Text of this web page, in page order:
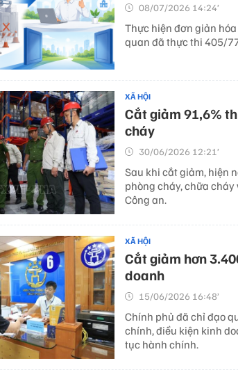
08/07/2026 14:24’
Thực hiện đơn giản
quan đã thực thi 405/
XÃ HỘI
Cắt giảm 91,6%
cháy
30/06/2026 12:21’
Sau khi cắt giảm, hiện
phòng cháy, chữa
Công an.
XÃ HỘI
Cắt giảm hơn
doanh
15/06/2026 16:48’
Chính phủ đã chỉ đạo
chính, điều kiện kinh
tục hành chính.